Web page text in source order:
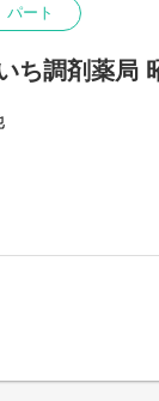
パート
ち調剤薬局